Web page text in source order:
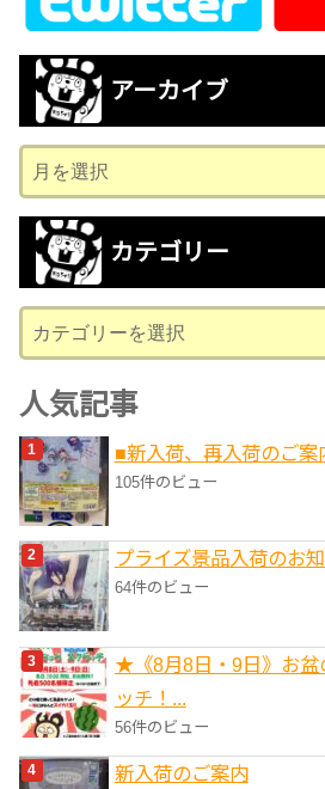
アーカイブ
ー
カ
ブ
カテゴリー
テ
ゴ
リ
ー
人気記事
■新入荷、再入荷のご案
105件のビュー
プライズ景品入荷のお
64件のビュー
★《8月8日・9日》お盆
ッチ！...
56件のビュー
新入荷のご案内